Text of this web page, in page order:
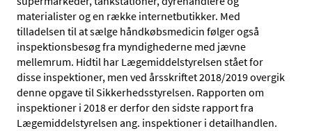
materialister og en række internetbutikker. Med
tilladelsen til at sælge håndkøbsmedicin følger også
inspektionsbesøg fra myndighederne med jævne
mellemrum. Hidtil har Lægemiddelstyrelsen stået for
disse inspektioner, men ved årsskriftet 2018/2019 overgik
denne opgave til Sikkerhedsstyrelsen. Rapporten om
inspektioner i 2018 er derfor den sidste rapport fra
Lægemiddelstyrelsen ang. inspektioner i detailhandlen.